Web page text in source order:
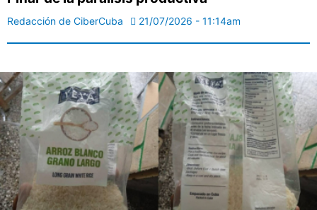
Redacción de CiberCuba 21/07/2026 - 11:14am